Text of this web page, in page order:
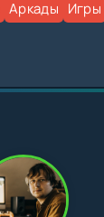
Аркады Игры